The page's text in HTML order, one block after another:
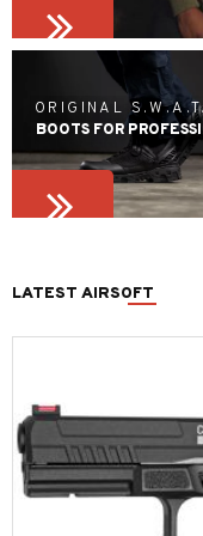
ORIGINAL
BOOTS FOR
LATEST AIRSOFT